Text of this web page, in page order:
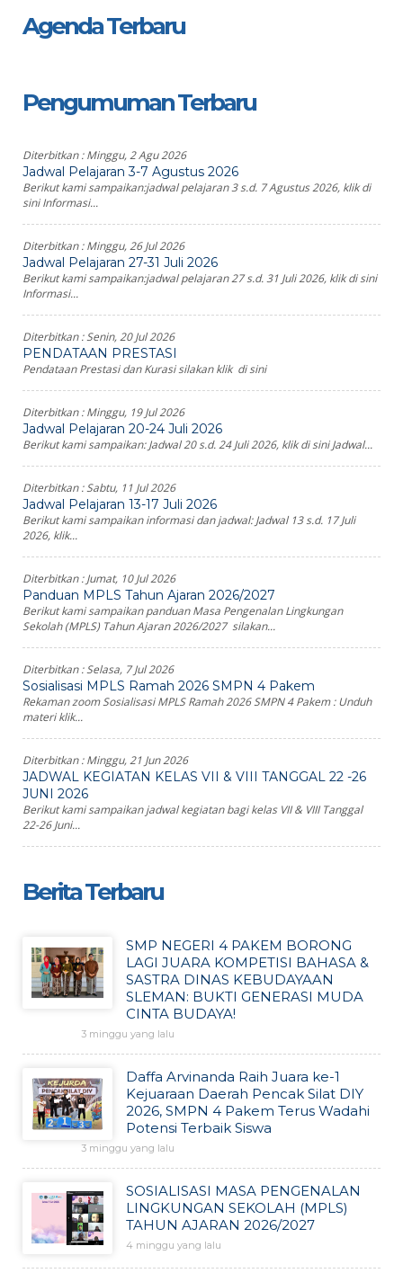
Agenda Terbaru
Pengumuman Terbaru
Diterbitkan :Minggu, 2 Agu 2026
Jadwal Pelajaran 3-7 Agustus 2026
Berikut kami sampaikan:jadwal pelajaran 3 s.d. 7 Agustus 2026, klik di
sini Informasi...
Diterbitkan :Minggu, 26 Jul 2026
Jadwal Pelajaran 27-31 Juli 2026
Berikut kami sampaikan:jadwal pelajaran 27 s.d. 31 Juli 2026, klik di sini
Informasi...
Diterbitkan :Senin, 20 Jul 2026
PENDATAAN PRESTASI
Pendataan Prestasi dan Kurasi silakan klik di sini
Diterbitkan :Minggu, 19 Jul 2026
Jadwal Pelajaran 20-24 Juli 2026
Berikut kami sampaikan: Jadwal 20 s.d. 24 Juli 2026, klik di sini Jadwal...
Diterbitkan :Sabtu, 11 Jul 2026
Jadwal Pelajaran 13-17 Juli 2026
Berikut kami sampaikan informasi dan jadwal: Jadwal 13 s.d. 17 Juli
2026, klik...
Diterbitkan :Jumat, 10 Jul 2026
Panduan MPLS Tahun Ajaran 2026/2027
Berikut kami sampaikan panduan Masa Pengenalan Lingkungan
Sekolah (MPLS) Tahun Ajaran 2026/2027 silakan...
Diterbitkan :Selasa, 7 Jul 2026
Sosialisasi MPLS Ramah 2026 SMPN 4 Pakem
Rekaman zoom Sosialisasi MPLS Ramah 2026 SMPN 4 Pakem : Unduh
materi klik...
Diterbitkan :Minggu, 21 Jun 2026
JADWAL KEGIATAN KELAS VII & VIII TANGGAL 22 -26
JUNI 2026
Berikut kami sampaikan jadwal kegiatan bagi kelas VII & VIII Tanggal
22-26 Juni...
Berita Terbaru
SMP NEGERI 4 PAKEM BORONG
LAGI JUARA KOMPETISI BAHASA &
SASTRA DINAS KEBUDAYAAN
SLEMAN: BUKTI GENERASI MUDA
CINTA BUDAYA!
3 minggu yang lalu
Daffa Arvinanda Raih Juara ke-1
Kejuaraan Daerah Pencak Silat DIY
2026, SMPN 4 Pakem Terus Wadahi
Potensi Terbaik Siswa
3 minggu yang lalu
SOSIALISASI MASA PENGENALAN
LINGKUNGAN SEKOLAH (MPLS)
TAHUN AJARAN 2026/2027
4 minggu yang lalu